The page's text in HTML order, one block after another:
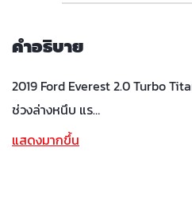
คำอธิบาย
2019 Ford Everest 2.0 Turbo
ช่วงล่างหนึบ แร…
แสดงมากขึ้น